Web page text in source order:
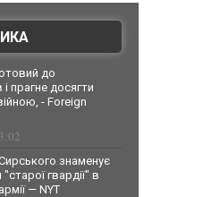
до
прагне досягти
- Foreign
знаменує
"старої гвардії" в
— NYT